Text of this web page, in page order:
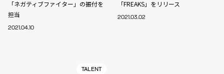
「ネガティブファイター」の振付を
担当
2021.04.10
「FREAKS」をリリース
2021.03.02
TALENT